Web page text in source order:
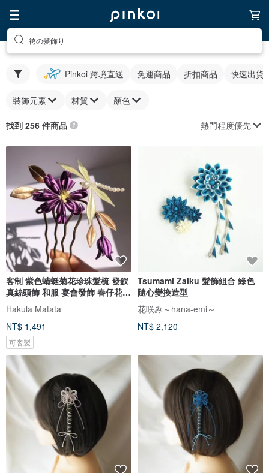
袴の髪飾り
Pinkoi 跨境直送 免運商品 折扣商品 快速出貨
裝飾元素 材質 顏色
找到 256 件商品 熱門程度優先
客制 紫色蜻蜓菊花珍珠髮梳 發釵
真絲頭飾 和服 宴會發飾 春仔花
纏花
Hakula Matata
NT$ 1,491
可客製
Tsumami Zaiku 髮飾組合 綠色
隨心變換造型
花咲み～hana-emi～
NT$ 2,120